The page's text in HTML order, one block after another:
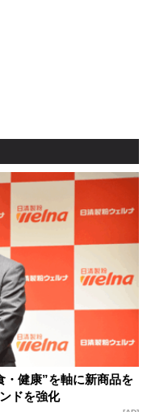
・健康”を軸に新商品を
ドを強化